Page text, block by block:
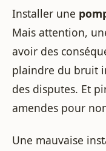
Installer une
Mais attention,
avoir des
plaindre du bruit
des disputes. Et
amendes pour
Une mauvaise